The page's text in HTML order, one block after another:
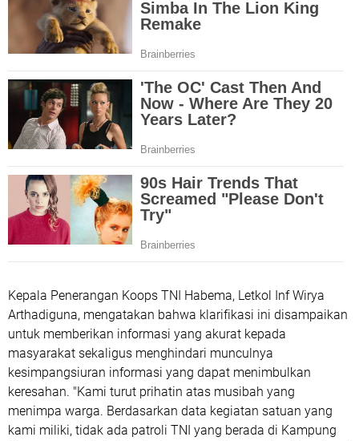
Kepala Penerangan Koops TNI Habema, Letkol Inf Wirya
Arthadiguna, mengatakan bahwa klarifikasi ini disampaikan
untuk memberikan informasi yang akurat kepada
masyarakat sekaligus menghindari munculnya
kesimpangsiuran informasi yang dapat menimbulkan
keresahan. "Kami turut prihatin atas musibah yang
menimpa warga. Berdasarkan data kegiatan satuan yang
kami miliki, tidak ada patroli TNI yang berada di Kampung